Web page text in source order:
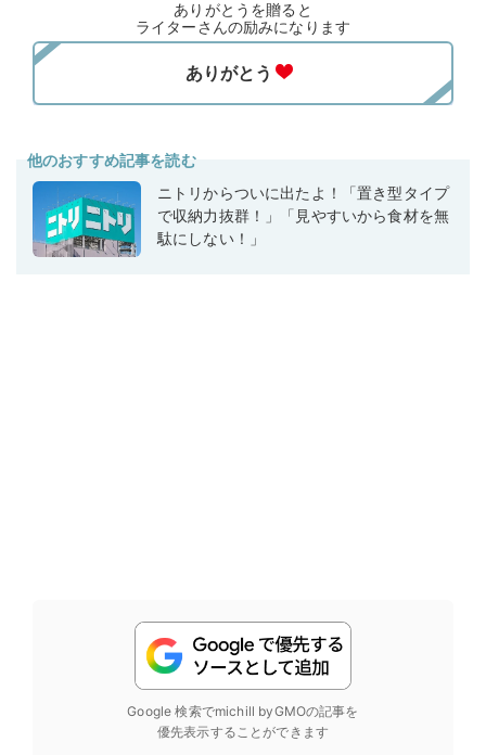
ありがとうを贈ると
ライターさんの励みになります
他のおすすめ記事を読む
ニトリからついに出たよ！「置き型タイプ
で収納力抜群！」「見やすいから食材を無
駄にしない！」
Google 検索でmichill byGMOの記事を
優先表示することができます